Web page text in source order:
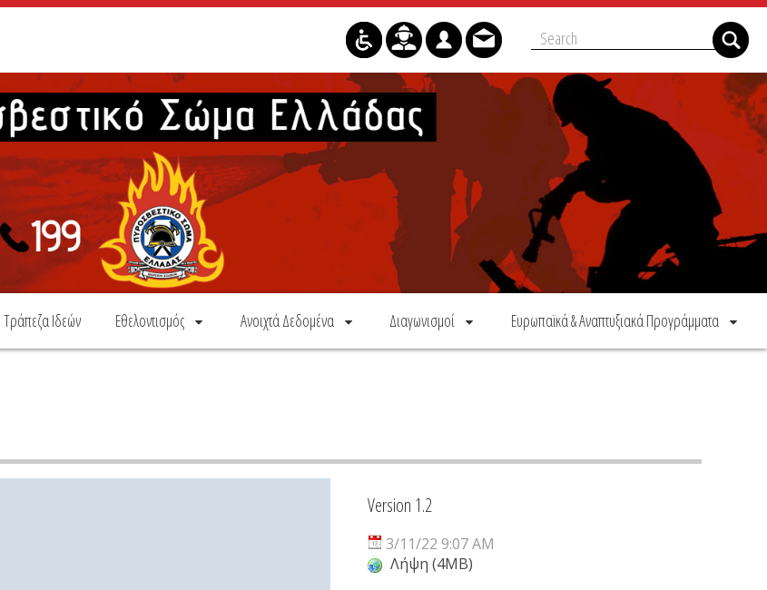
Τράπεζα Ιδεών Εθελοντισμός Ανοιχτά Δεδομένα Διαγωνισμοί Ευρωπαϊκά & Αναπτυξιακά Προγράμματα
Version 1.2
3/11/22 9:07 AM
Λήψη (4MB)